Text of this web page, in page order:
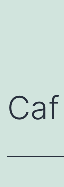
Caf